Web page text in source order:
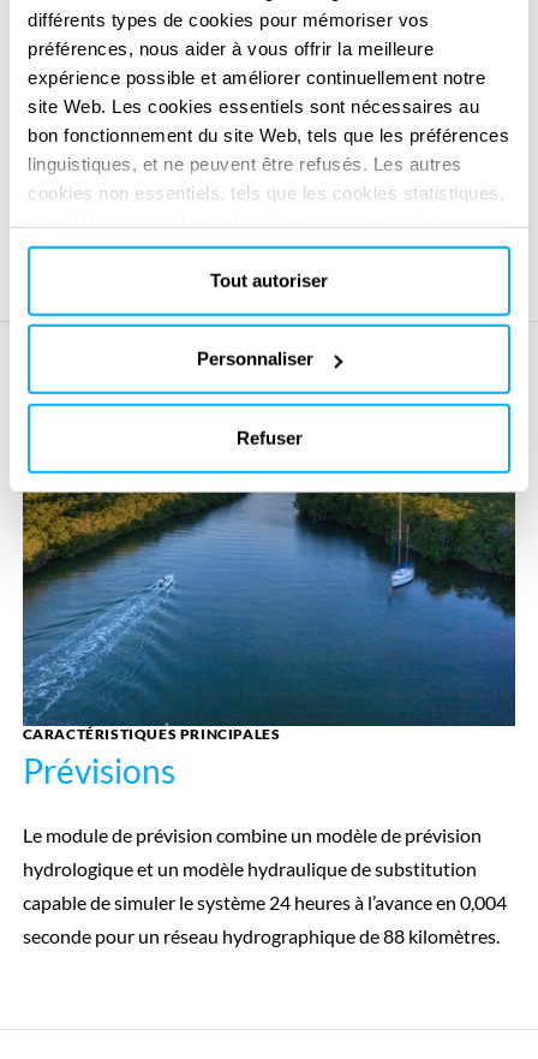
différents types de cookies pour mémoriser vos
préférences, nous aider à vous offrir la meilleure
expérience possible et améliorer continuellement notre
site Web. Les cookies essentiels sont nécessaires au
bon fonctionnement du site Web, tels que les préférences
linguistiques, et ne peuvent être refusés. Les autres
cookies non essentiels, tels que les cookies statistiques,
qu'après avoir cliqué sur « Accepter tout ». Pour plus
d'informations, veuillez consulter notre politique en
matière de cookies dans la section « À propos » et au
Tout autoriser
Personnaliser
Refuser
CARACTÉRISTIQUES PRINCIPALES
Visualisation et surveillance
Mopthycs fournit à la fois un environnement SIG dédié et
une suite de graphiques et de tableaux de bord permettant
un suivi en temps réel de l’état des voies navigables et des
paramètres des équipements.
CARACTÉRISTIQUES PRINCIPALES
Prévisions
Le module de prévision combine un modèle de prévision
hydrologique et un modèle hydraulique de substitution
capable de simuler le système 24 heures à l’avance en 0,004
seconde pour un réseau hydrographique de 88 kilomètres.